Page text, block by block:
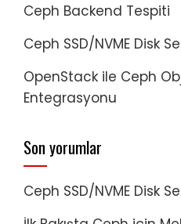
Ceph Backend Tespiti
Ceph SSD/NVME Disk
OpenStack ile Ceph
Entegrasyonu
Son yorumlar
Ceph SSD/NVME Disk